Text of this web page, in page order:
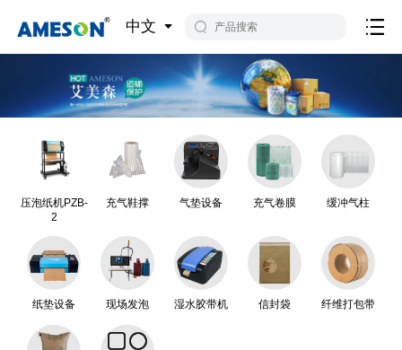
中文
压泡纸机PZB-
2
充气鞋撑 气垫设备 充气卷膜 缓冲气柱
纸垫设备 现场发泡 湿水胶带机 信封袋 纤维打包带